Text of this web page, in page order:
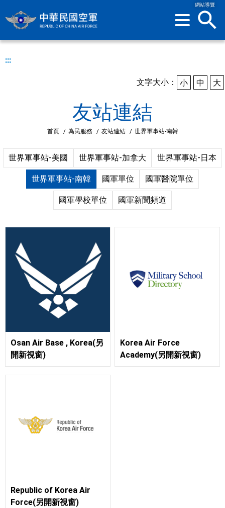
網站導覽
:::
文字大小： 小 中 大
友站連結
首頁 / 為民服務 / 友站連結 / 世界軍事站-南韓
世界軍事站-美國 世界軍事站-加拿大 世界軍事站-日本
世界軍事站-南韓 國軍單位 國軍醫院單位
國軍學校單位 國軍新聞頻道
Osan Air Base , Korea(另
開新視窗)
Korea Air Force
Academy(另開新視窗)
Republic of Korea Air
Force(另開新視窗)